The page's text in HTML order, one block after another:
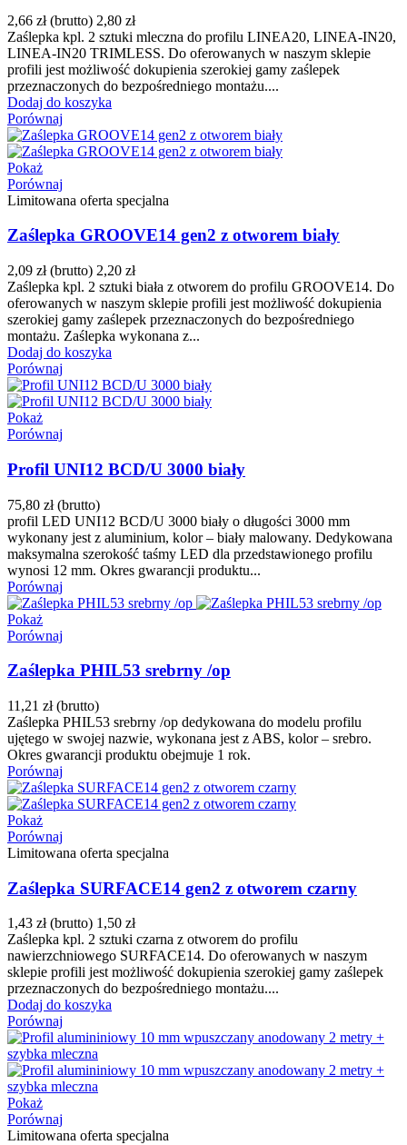
2,66 zł (brutto) 2,80 zł
Zaślepka kpl. 2 sztuki mleczna do profilu LINEA20, LINEA-IN20,
LINEA-IN20 TRIMLESS. Do oferowanych w naszym sklepie
profili jest możliwość dokupienia szerokiej gamy zaślepek
przeznaczonych do bezpośredniego montażu....
Dodaj do koszyka
Porównaj
Pokaż
Porównaj
Limitowana oferta specjalna
Zaślepka GROOVE14 gen2 z otworem biały
2,09 zł (brutto) 2,20 zł
Zaślepka kpl. 2 sztuki biała z otworem do profilu GROOVE14. Do
oferowanych w naszym sklepie profili jest możliwość dokupienia
szerokiej gamy zaślepek przeznaczonych do bezpośredniego
montażu. Zaślepka wykonana z...
Dodaj do koszyka
Porównaj
Pokaż
Porównaj
Profil UNI12 BCD/U 3000 biały
75,80 zł (brutto)
profil LED UNI12 BCD/U 3000 biały o długości 3000 mm
wykonany jest z aluminium, kolor – biały malowany. Dedykowana
maksymalna szerokość taśmy LED dla przedstawionego profilu
wynosi 12 mm. Okres gwarancji produktu...
Porównaj
Pokaż
Porównaj
Zaślepka PHIL53 srebrny /op
11,21 zł (brutto)
Zaślepka PHIL53 srebrny /op dedykowana do modelu profilu
ujętego w swojej nazwie, wykonana jest z ABS, kolor – srebro.
Okres gwarancji produktu obejmuje 1 rok.
Porównaj
Pokaż
Porównaj
Limitowana oferta specjalna
Zaślepka SURFACE14 gen2 z otworem czarny
1,43 zł (brutto) 1,50 zł
Zaślepka kpl. 2 sztuki czarna z otworem do profilu
nawierzchniowego SURFACE14. Do oferowanych w naszym
sklepie profili jest możliwość dokupienia szerokiej gamy zaślepek
przeznaczonych do bezpośredniego montażu....
Dodaj do koszyka
Porównaj
Pokaż
Porównaj
Limitowana oferta specjalna